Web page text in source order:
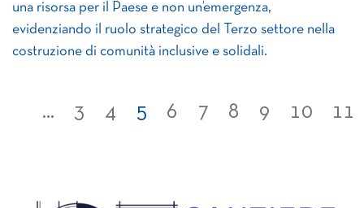
una risorsa per il Paese e non un’emergenza,
evidenziando il ruolo strategico del Terzo settore nella
costruzione di comunità inclusive e solidali.
... 3 4 5 6 7 8 9 10 11